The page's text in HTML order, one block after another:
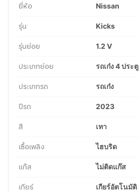
ยี่ห้อ
Nissan
รุ่น Kicks
รุ่นย่อย 1.2 V
ประเภทย่อย รถเก๋ง 4 ประตู
ประเภทรถ รถเก๋ง
ปีรถ 2023
สี เทา
เชื้อเพลิง ไฮบริด
แก๊ส ไม่ติดแก๊ส
เกียร์ เกียร์อัตโนมัติ